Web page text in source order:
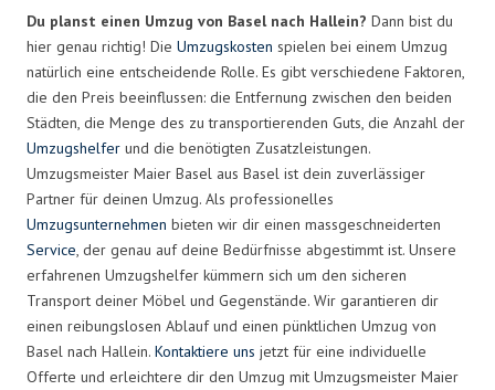
Du planst einen Umzug von Basel nach Hallein? Dann bist du
hier genau richtig! Die Umzugskosten spielen bei einem Umzug
natürlich eine entscheidende Rolle. Es gibt verschiedene Faktoren,
die den Preis beeinflussen: die Entfernung zwischen den beiden
Städten, die Menge des zu transportierenden Guts, die Anzahl der
Umzugshelfer und die benötigten Zusatzleistungen.
Umzugsmeister Maier Basel aus Basel ist dein zuverlässiger
Partner für deinen Umzug. Als professionelles
Umzugsunternehmen bieten wir dir einen massgeschneiderten
Service, der genau auf deine Bedürfnisse abgestimmt ist. Unsere
erfahrenen Umzugshelfer kümmern sich um den sicheren
Transport deiner Möbel und Gegenstände. Wir garantieren dir
einen reibungslosen Ablauf und einen pünktlichen Umzug von
Basel nach Hallein. Kontaktiere uns jetzt für eine individuelle
Offerte und erleichtere dir den Umzug mit Umzugsmeister Maier